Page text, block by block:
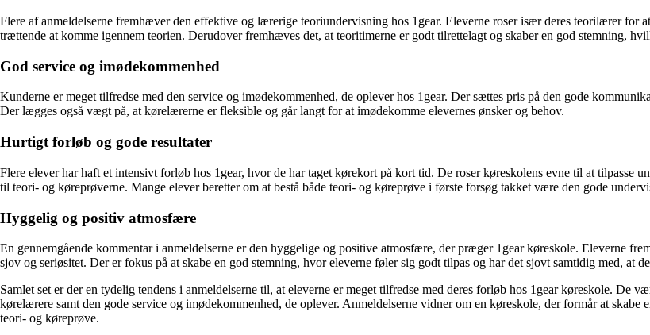
Flere af anmeldelserne fremhæver den effektive og lærerige teoriundervisning hos 1gear. Eleverne roser især deres teorilærer for
trættende at komme igennem teorien. Derudover fremhæves det, at teoritimerne er godt tilrettelagt og skaber en god stemning,
God service og imødekommenhed
Kunderne er meget tilfredse med den service og imødekommenhed, de oplever hos 1gear. Der sættes pris på den gode
Der lægges også vægt på, at kørelærerne er fleksible og går langt for at imødekomme elevernes ønsker og behov.
Hurtigt forløb og gode resultater
Flere elever har haft et intensivt forløb hos 1gear, hvor de har taget kørekort på kort tid. De roser køreskolens evne til at tilpasse
til teori- og køreprøverne. Mange elever beretter om at bestå både teori- og køreprøve i første forsøg takket være den gode
Hyggelig og positiv atmosfære
En gennemgående kommentar i anmeldelserne er den hyggelige og positive atmosfære, der præger 1gear køreskole. Eleverne
sjov og seriøsitet. Der er fokus på at skabe en god stemning, hvor eleverne føler sig godt tilpas og har det sjovt samtidig med, at
Samlet set er der en tydelig tendens i anmeldelserne til, at eleverne er meget tilfredse med deres forløb hos 1gear køreskole.
kørelærere samt den gode service og imødekommenhed, de oplever. Anmeldelserne vidner om en køreskole, der formår at
teori- og køreprøve.